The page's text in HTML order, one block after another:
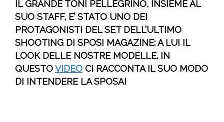
IL GRANDE TONI PELLEGRINO, INSIEME AL
SUO STAFF, E’ STATO UNO DEI
PROTAGONISTI DEL SET DELL’ULTIMO
SHOOTING DI SPOSI MAGAZINE: A LUI IL
LOOK DELLE NOSTRE MODELLE. IN
QUESTOVIDEO CI RACCONTA IL SUO MODO
DI INTENDERE LA SPOSA!